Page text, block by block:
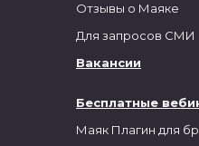
Бесплатные
Маяк Плагин для
Отзывы о Маяке
Для запросов СМИ
Вакансии